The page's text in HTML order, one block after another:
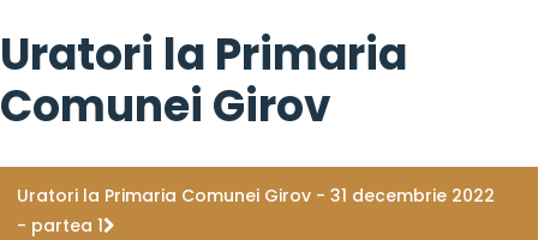
Uratori la Primaria
Comunei Girov
Uratori la Primaria Comunei Girov - 31 decembrie 2022
- partea 1